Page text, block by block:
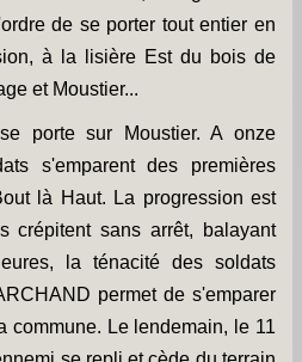
de se porter tout entier en
à la lisière Est du bois de
et Moustier...
porte sur Moustier. A onze
s'emparent des premières
là Haut. La progression est
crépitent sans arrêt, balayant
la ténacité des soldats
permet de s'emparer
commune. Le lendemain, le 11